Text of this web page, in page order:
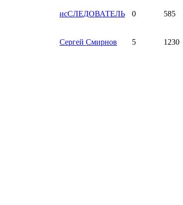
исСЛЕДОВАТЕЛЬ 0 585
Сергей Смирнов 5 1230